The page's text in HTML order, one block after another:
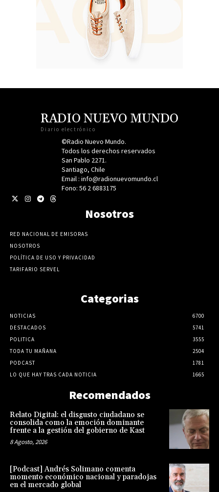
RADIO NUEVO MUNDO
Diario electrónico
©Radio Nuevo Mundo.
Todos los derechos reservados
San Pablo 2271.
Santiago, Chile
Email : info@radionuevomundo.cl
Fono: 56 2 6883175
Nosotros
RED NACIONAL DE EMISORAS
NOSOTROS
POLÍTICA DE USO Y PRIVACIDAD
TARIFARIO SERVEL
Categorias
NOTICIAS
6700
DESTACADOS
5741
POLITICA
3555
TODA TU MAÑANA
2504
PODCAST
1781
LO QUE HAY TRAS CADA NOTICIA
1665
Recomendados
Relato Digital: el disgusto ciudadano se
consolida como la emoción dominante
frente a la gestión del gobierno de Kast
8 Agosto, 2026
[Podcast] Andrés Solimano comenta
momento económico nacional y paradojas
en el mercado global